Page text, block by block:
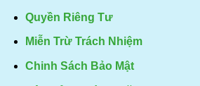
Quyền Riêng Tư
Miễn Trừ Trách Nhiệm
Chinh Sách Bảo Mật